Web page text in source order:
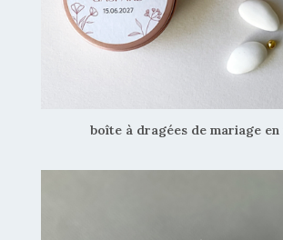
boîte à dragées de mariage en